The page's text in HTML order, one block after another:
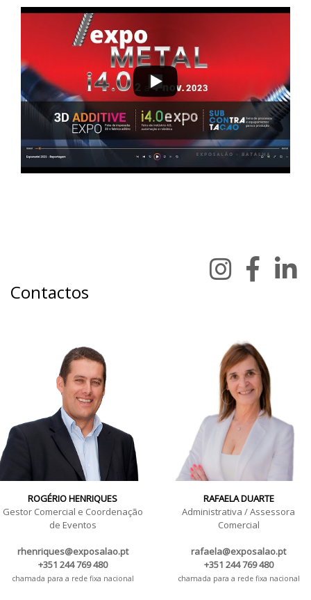
quinta a sábado - 10h / 19h
Contactos
ROGÉRIO HENRIQUES
Gestor Comercial e Coordenação
de Eventos
rhenriques@exposalao.pt
+351 244 769 480
chamada para a rede fixa nacional
RAFAELA DUARTE
Administrativa / Assessora
Comercial
rafaela@exposalao.pt
+351 244 769 480
chamada para a rede fixa nacional